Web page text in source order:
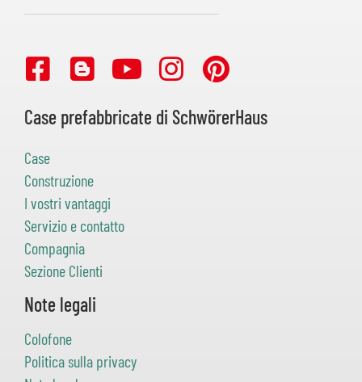
Case prefabbricate di SchwörerHaus
Case
Construzione
I vostri vantaggi
Servizio e contatto
Compagnia
Sezione Clienti
Note legali
Colofone
Politica sulla privacy